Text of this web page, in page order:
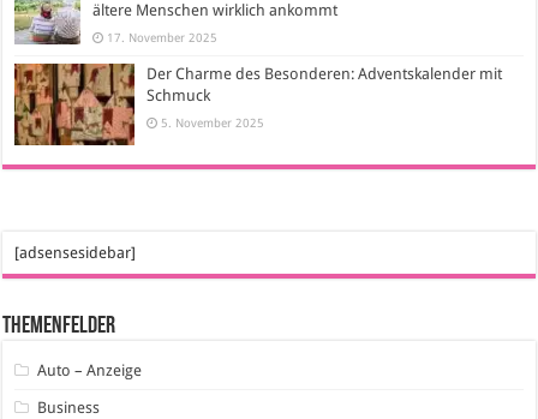
ältere Menschen wirklich ankommt
17. November 2025
Der Charme des Besonderen: Adventskalender mit
Schmuck
5. November 2025
[adsensesidebar]
Themenfelder
Auto – Anzeige
Business